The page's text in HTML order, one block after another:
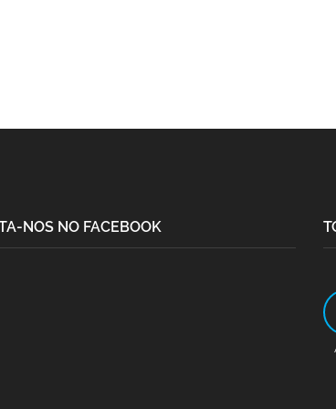
NOS NO FACEBOOK